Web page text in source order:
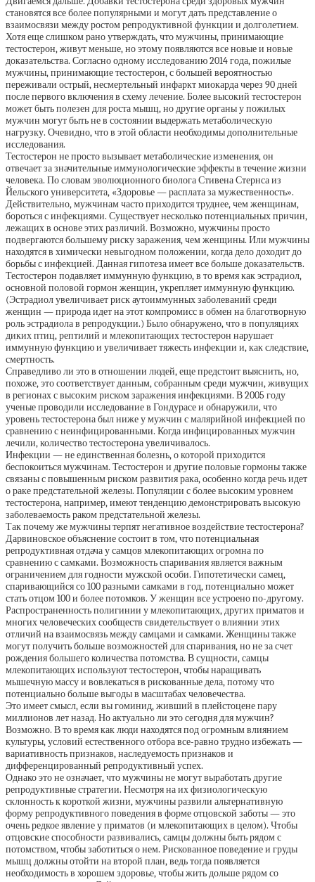
становятся все более популярными и могут дать представление о
взаимосвязи между ростом репродуктивной функции и долголетием.
Хотя еще слишком рано утверждать, что мужчины, принимающие
тестостерон, живут меньше, но этому появляются все новые и новые
доказательства. Согласно одному исследованию 2014 года, пожилые
мужчины, принимающие тестостерон, с большей вероятностью
переживали острый, несмертельный инфаркт миокарда через 90 дней
после первого включения в схему лечение. Более высокий тестостерон
может быть полезен для роста мышц, но другие органы у пожилых
мужчин могут быть не в состоянии выдержать метаболическую
нагрузку. Очевидно, что в этой области необходимы дополнительные
исследования.
Тестостерон не просто вызывает метаболические изменения, он
отвечает за значительные иммунологические эффекты в течение жизни
человека. По словам эволюционного биолога Стивена Стернса из
Йельского университета, «Здоровье — расплата за мужественность».
Действительно, мужчинам часто приходится труднее, чем женщинам,
бороться с инфекциями. Существует несколько потенциальных причин,
лежащих в основе этих различий. Возможно, мужчины просто
подвергаются большему риску заражения, чем женщины. Или мужчины
находятся в химически невыгодном положении, когда дело доходит до
борьбы с инфекцией. Данная гипотеза имеет все больше доказательств.
Тестостерон подавляет иммунную функцию, в то время как эстрадиол,
основной половой гормон женщин, укрепляет иммунную функцию.
(Эстрадиол увеличивает риск аутоиммунных заболеваний среди
женщин — природа идет на этот компромисс в обмен на благотворную
роль эстрадиола в репродукции.) Было обнаружено, что в популяциях
диких птиц, рептилий и млекопитающих тестостерон нарушает
иммунную функцию и увеличивает тяжесть инфекции и, как следствие,
смертность.
Справедливо ли это в отношении людей, еще предстоит выяснить, но,
похоже, это соответствует данным, собранным среди мужчин, живущих
в регионах с высоким риском заражения инфекциями. В 2005 году
ученые проводили исследование в Гондурасе и обнаружили, что
уровень тестостерона был ниже у мужчин с малярийной инфекцией по
сравнению с неинфицированными. Когда инфицированных мужчин
лечили, количество тестостерона увеличивалось.
Инфекции — не единственная болезнь, о которой приходится
беспокоиться мужчинам. Тестостерон и другие половые гормоны также
связаны с повышенным риском развития рака, особенно когда речь идет
о раке предстательной железы. Популяции с более высоким уровнем
тестостерона, например, имеют тенденцию демонстрировать высокую
заболеваемость раком предстательной железы.
Так почему же мужчины терпят негативное воздействие тестостерона?
Дарвиновское объяснение состоит в том, что потенциальная
репродуктивная отдача у самцов млекопитающих огромна по
сравнению с самками. Возможность спаривания является важным
ограничением для годности мужской особи. Гипотетически самец,
спаривающийся со 100 разными самками в год, потенциально может
стать отцом 100 и более потомков. У женщин все устроено по-другому.
Распространенность полигинии у млекопитающих, других приматов и
многих человеческих сообществ свидетельствует о влиянии этих
отличий на взаимосвязь между самцами и самками. Женщины также
могут получить больше возможностей для спаривания, но не за счет
рождения большего количества потомства. В сущности, самцы
млекопитающих используют тестостерон, чтобы наращивать
мышечную массу и вовлекаться в рискованные дела, потому что
потенциально больше выгоды в масштабах человечества.
Это имеет смысл, если вы гоминид, живший в плейстоцене пару
миллионов лет назад. Но актуально ли это сегодня для мужчин?
Возможно. В то время как люди находятся под огромным влиянием
культуры, условий естественного отбора все-равно трудно избежать —
вариативность признаков, наследуемость признаков и
дифференцированный репродуктивный успех.
Однако это не означает, что мужчины не могут выработать другие
репродуктивные стратегии. Несмотря на их физиологическую
склонность к короткой жизни, мужчины развили альтернативную
форму репродуктивного поведения в форме отцовской заботы — это
очень редкое явление у приматов (и млекопитающих в целом). Чтобы
отцовские способности развивались, самцы должны быть рядом с
потомством, чтобы заботиться о нем. Рискованное поведение и груды
мышц должны отойти на второй план, ведь тогда появляется
необходимость в хорошем здоровье, чтобы жить дольше рядом со